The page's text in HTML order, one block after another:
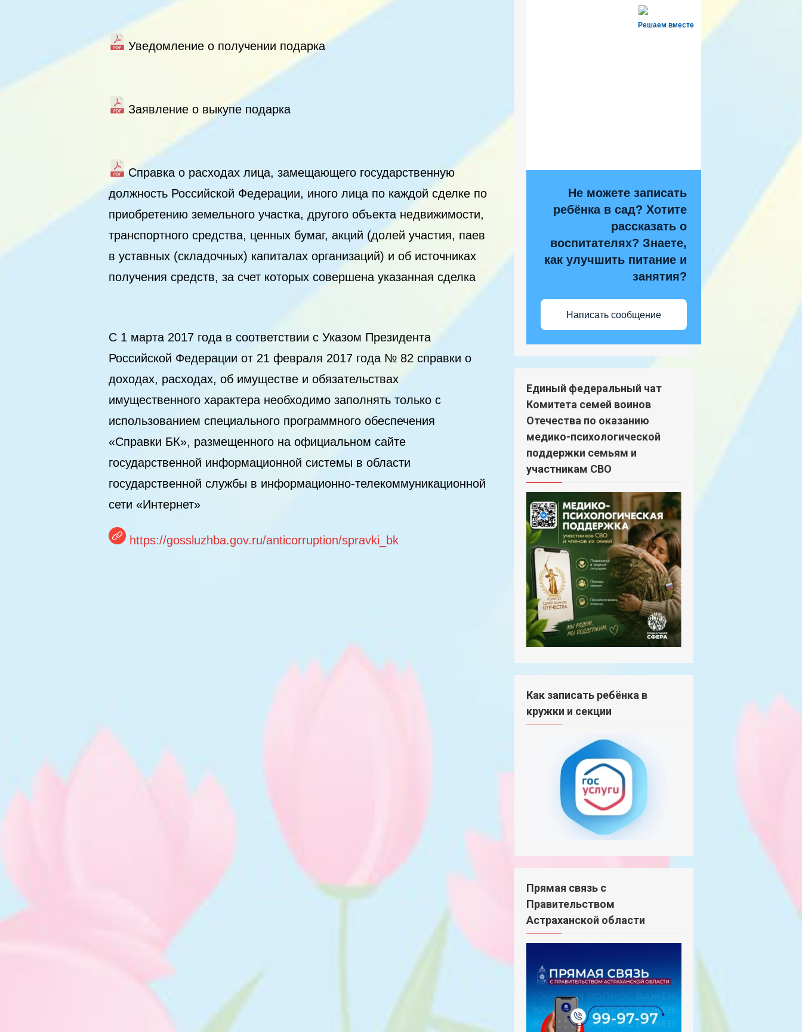
Уведомление о получении подарка
Заявление о выкупе подарка
Справка о расходах лица, замещающего государственную
должность Российской Федерации, иного лица по каждой сделке по
приобретению земельного участка, другого объекта недвижимости,
транспортного средства, ценных бумаг, акций (долей участия, паев
в уставных (складочных) капиталах организаций) и об источниках
получения средств, за счет которых совершена указанная сделка
С 1 марта 2017 года в соответствии с Указом Президента
Российской Федерации от 21 февраля 2017 года № 82 справки о
доходах, расходах, об имуществе и обязательствах
имущественного характера необходимо заполнять только с
использованием специального программного обеспечения
«Справки БК», размещенного на официальном сайте
государственной информационной системы в области
государственной службы в информационно-телекоммуникационной
сети «Интернет»
https://gossluzhba.gov.ru/anticorruption/spravki_bk
Решаем вместе
Не можете записать
ребёнка в сад? Хотите
рассказать о
воспитателях? Знаете,
как улучшить питание и
занятия?
Написать сообщение
Единый федеральный чат
Комитета семей воинов
Отечества по оказанию
медико-психологической
поддержки семьям и
участникам СВО
Как записать ребёнка в
кружки и секции
Прямая связь с
Правительством
Астраханской области